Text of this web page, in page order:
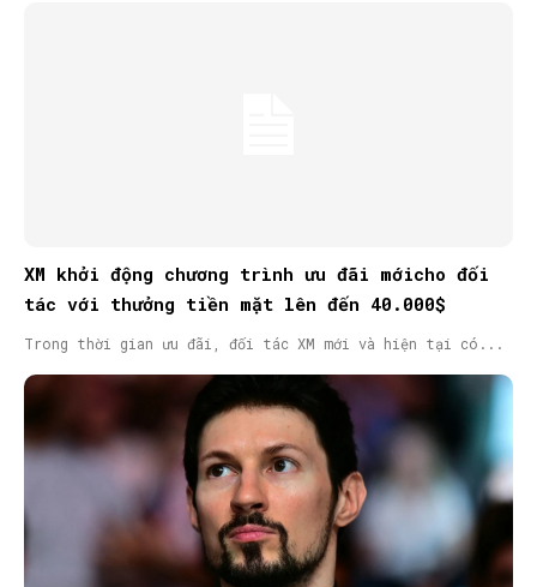
XM khởi động chương trình ưu đãi mớicho đối
tác với thưởng tiền mặt lên đến 40.000$
Trong thời gian ưu đãi, đối tác XM mới và hiện tại có...